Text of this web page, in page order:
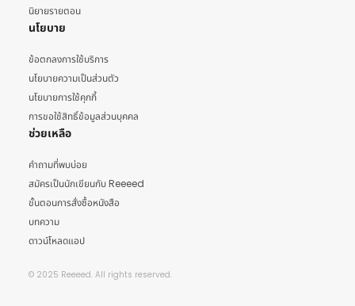
นิยายรายตอน
นโยบาย
ข้อตกลงการใช้บริการ
นโยบายความเป็นส่วนตัว
นโยบายการใช้คุกกี้
การขอใช้สิทธิ์ข้อมูลส่วนบุคคล
ช่วยเหลือ
คำถามที่พบบ่อย
สมัครเป็นนักเขียนกับ Reeeed
ขั้นตอนการสั่งซื้อหนังสือ
บทความ
ดาวน์โหลดแอป
© 2025 Reeeed. All rights reserved.